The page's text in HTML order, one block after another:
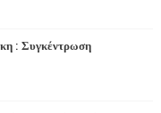
: Συγκέντρωση